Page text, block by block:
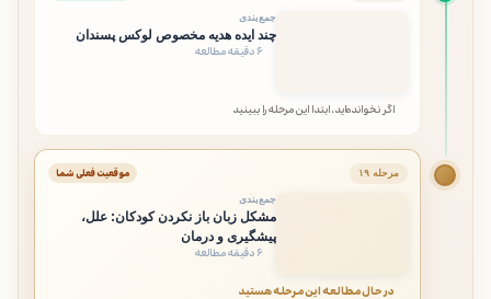
جمع‌بندی
چند ایده هدیه مخصوص لوکس پسندان
۶ دقیقه مطالعه
اگر نخوانده‌اید، ابتدا این مرحله را ببینید
مرحله ۱۹ موقعیت فعلی شما
جمع‌بندی
مشکل زبان باز نکردن کودکان: علل،
پیشگیری و درمان
۶ دقیقه مطالعه
در حال مطالعه این مرحله هستید